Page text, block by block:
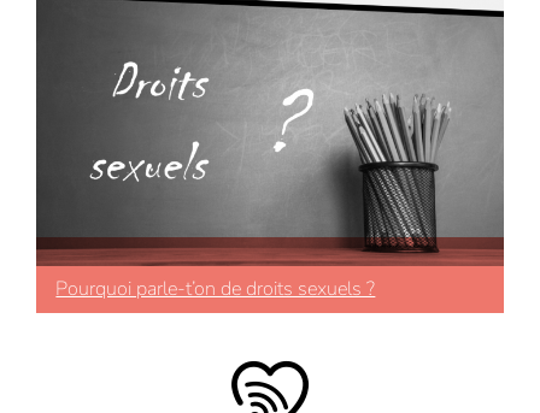
Pourquoi parle-t’on de droits sexuels ?